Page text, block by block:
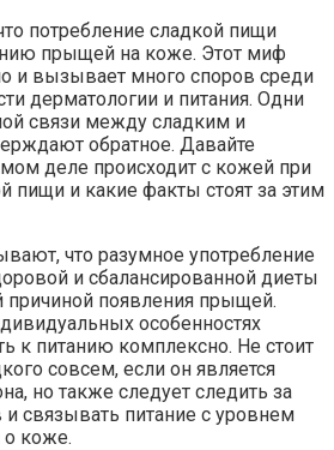
потребление сладкой пищи
прыщей на коже. Этот миф
и вызывает много споров среди
дерматологии и питания. Одни
связи между сладким и
обратное. Давайте
деле происходит с кожей при
пищи и какие факты стоят за этим
что разумное употребление
и сбалансированной диеты
причиной появления прыщей.
особенностях
к питанию комплексно. Не стоит
совсем, если он является
но также следует следить за
и связывать питание с уровнем
о коже.